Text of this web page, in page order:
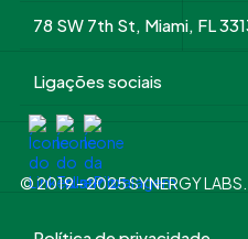
78 SW 7th St, Miami, FL
Ligações sociais
© 2019 - 2025 SYNERGY